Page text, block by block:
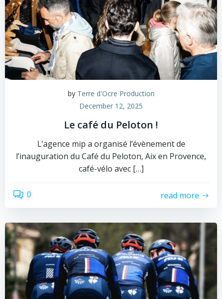
by Terre d'Ocre Production
December 12, 2025
Le café du Peloton !
L’agence mip a organisé l’évènement de
l’inauguration du Café du Peloton, Aix en Provence,
café-vélo avec […]
0 read more